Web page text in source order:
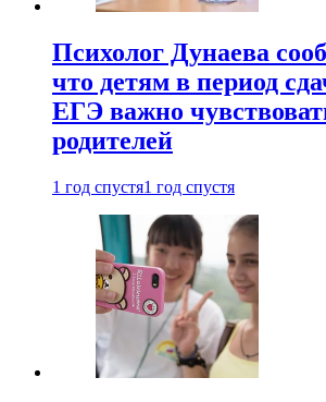
Психолог Дунаева
что детям в период
ЕГЭ важно
родителей
1 год спустя1 год спустя